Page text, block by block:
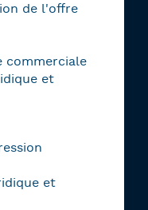
de l'offre
commerciale
et
et